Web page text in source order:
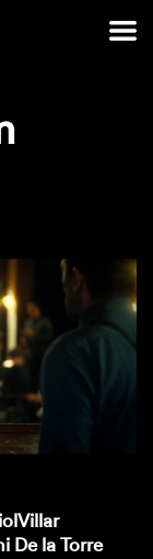
De la Torre